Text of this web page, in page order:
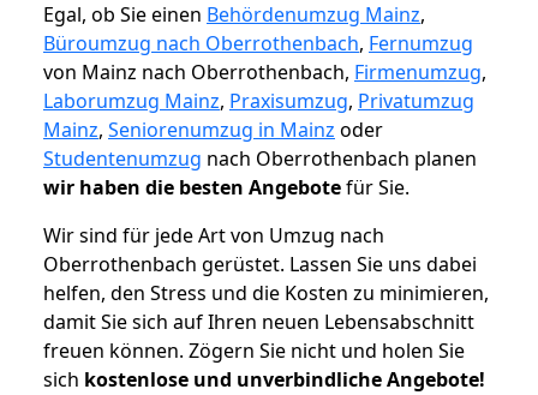
Egal, ob Sie einen Behördenumzug Mainz,
Büroumzug nach Oberrothenbach, Fernumzug
von Mainz nach Oberrothenbach, Firmenumzug,
Laborumzug Mainz, Praxisumzug, Privatumzug
Mainz, Seniorenumzug in Mainz oder
Studentenumzug nach Oberrothenbach planen
wir haben die besten Angebotefür Sie.
Wir sind für jede Art von Umzug nach
Oberrothenbach gerüstet. Lassen Sie uns dabei
helfen, den Stress und die Kosten zu minimieren,
damit Sie sich auf Ihren neuen Lebensabschnitt
freuen können. Zögern Sie nicht und holen Sie
sich kostenlose und unverbindliche Angebote!